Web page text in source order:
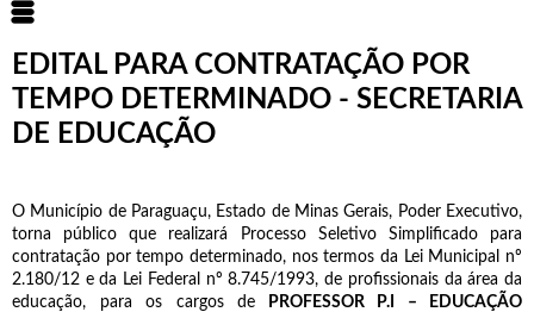
EDITAL PARA CONTRATAÇÃO POR
TEMPO DETERMINADO - SECRETARIA
DE EDUCAÇÃO
O Município de Paraguaçu, Estado de Minas Gerais, Poder Executivo,
torna público que realizará Processo Seletivo Simplificado para
contratação por tempo determinado, nos termos da Lei Municipal nº
2.180/12 e da Lei Federal nº 8.745/1993, de profissionais da área da
educação, para os cargos de PROFESSOR P.I – EDUCAÇÃO